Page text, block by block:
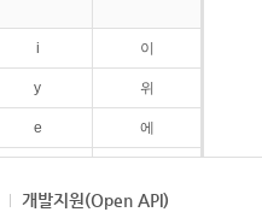
i 이
y 위
e 에
ɛ 에
개발지원(Open API)